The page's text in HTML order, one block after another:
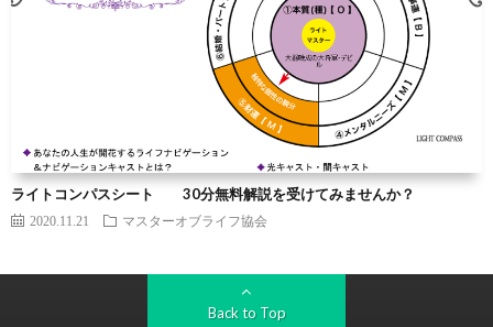
ライトコンパスシート 30分無料解説を受けてみませんか？
2020.11.21 マスターオブライフ協会
Back to Top